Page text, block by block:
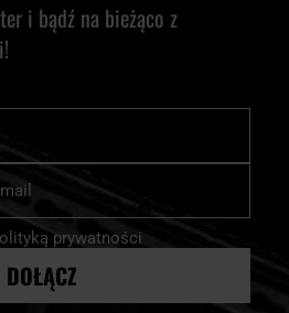
i bądź na bieżąco z
prywatności
DOŁĄCZ